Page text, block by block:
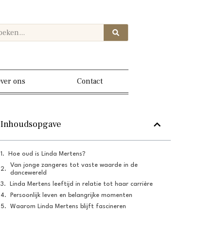
ons Contact
Inhoudsopgave
Hoe oud is Linda Mertens?
Van jonge zangeres tot vaste waarde in de
dancewereld
Linda Mertens leeftijd in relatie tot haar carrière
Persoonlijk leven en belangrijke momenten
Waarom Linda Mertens blijft fascineren